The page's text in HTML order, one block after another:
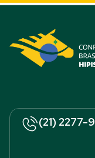
(21) 2277-